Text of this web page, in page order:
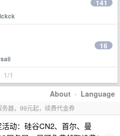
141
16
1/1
About · Language
器，99元起，续费代金券
动：硅谷CN2、首尔、曼